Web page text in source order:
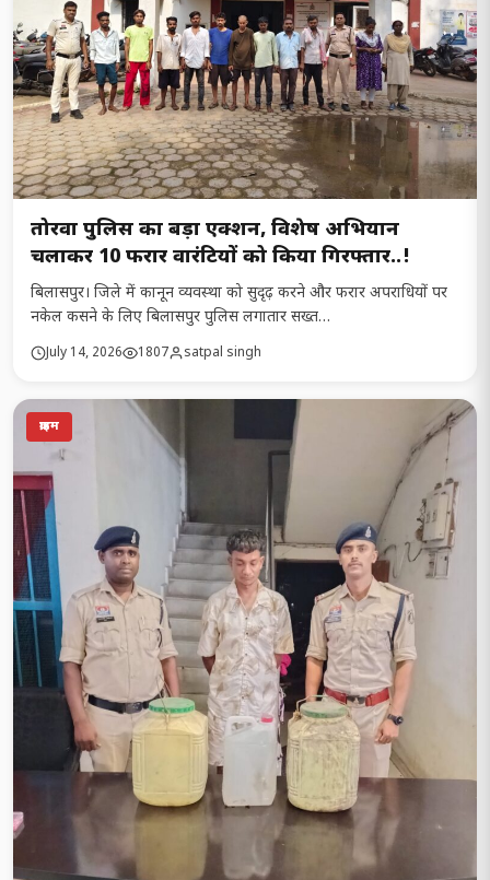
तोरवा पुलिस का बड़ा एक्शन, विशेष अभियान
चलाकर 10 फरार वारंटियों को किया गिरफ्तार..!
बिलासपुर। जिले में कानून व्यवस्था को सुदृढ़ करने और फरार अपराधियों पर
नकेल कसने के लिए बिलासपुर पुलिस लगातार सख्त…
July 14, 2026 1807 satpal singh
क्राइम